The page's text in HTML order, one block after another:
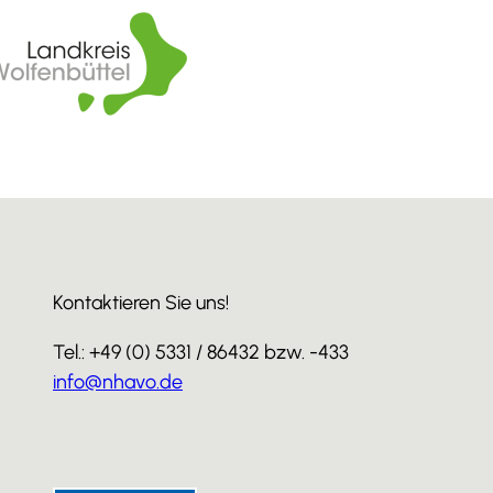
Kontaktieren Sie uns!
Tel.: +49 (0) 5331 / 86432 bzw. -433
info@nhavo.de